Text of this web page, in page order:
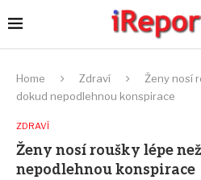
Home Zdraví
Ženy nosí
dokud nepodlehnou konspirace
ZDRAVÍ
Ženy nosí roušky lépe
nepodlehnou konspirace